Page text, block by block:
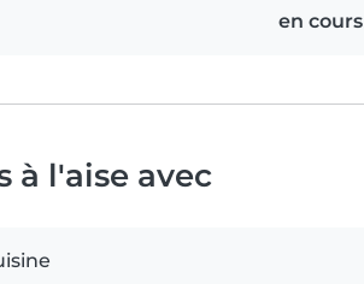
en cours
à l'aise avec